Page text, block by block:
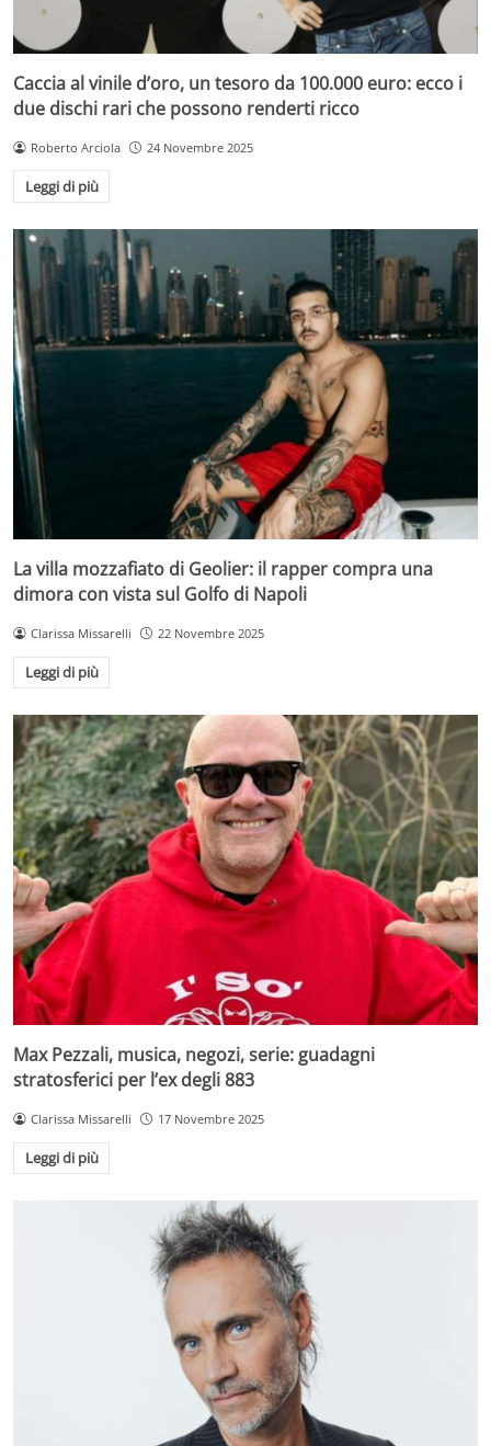
Caccia al vinile d’oro, un tesoro da 100.000 euro: ecco i
due dischi rari che possono renderti ricco
Roberto Arciola 24 Novembre 2025
Leggi di più
La villa mozzafiato di Geolier: il rapper compra una
dimora con vista sul Golfo di Napoli
Clarissa Missarelli 22 Novembre 2025
Leggi di più
Max Pezzali, musica, negozi, serie: guadagni
stratosferici per l’ex degli 883
Clarissa Missarelli 17 Novembre 2025
Leggi di più